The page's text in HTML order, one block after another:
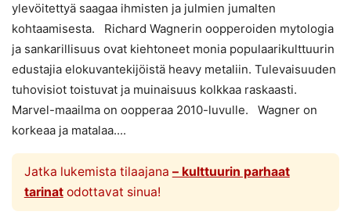
ylevöitettyä saagaa ihmisten ja julmien jumalten
kohtaamisesta. Richard Wagnerin oopperoiden mytologia
ja sankarillisuus ovat kiehtoneet monia populaarikulttuurin
edustajia elokuvantekijöistä heavy metaliin. Tulevaisuuden
tuhovisiot toistuvat ja muinaisuus kolkkaa raskaasti.
Marvel-maailma on oopperaa 2010-luvulle. Wagner on
korkeaa ja matalaa....
Jatka lukemista tilaajana – kulttuurin parhaat
tarinatodottavat sinua!